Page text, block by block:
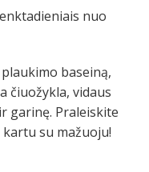
nuo
baseiną,
čiuožykla, vidaus
garinę. Praleiskite
su mažuoju!